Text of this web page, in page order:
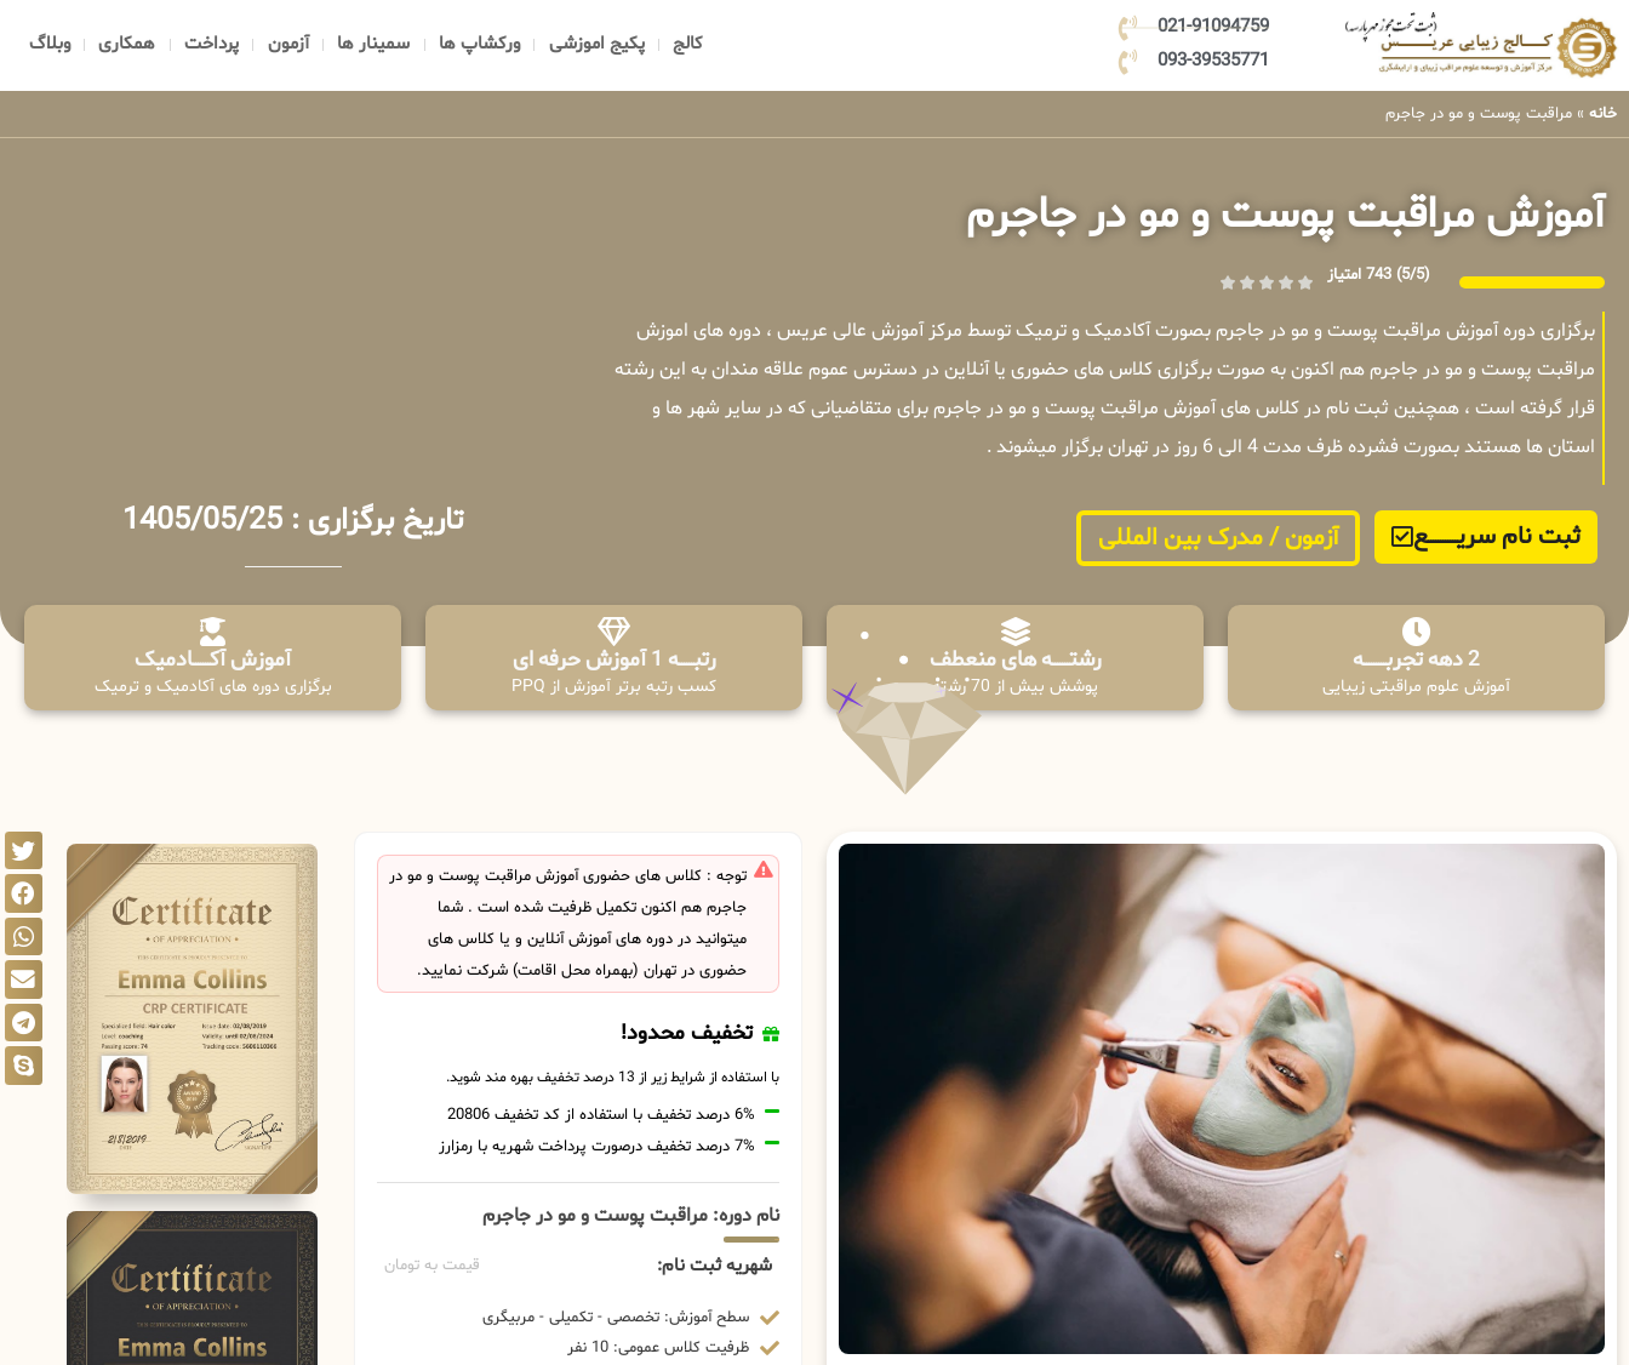
021-91094759
093-39535771
کالج پکیج اموزشی ورکشاپ ها سمینار ها آزمون پرداخت همکاری وبلاگ
خانه » مراقبت پوست و مو در جاجرم
آموزش مراقبت پوست و مو در جاجرم
(5/5) 743 امتیاز
برگزاری دوره آموزش مراقبت پوست و مو در جاجرم بصورت آکادمیک و ترمیک توسط مرکز آموزش عالی عریس ، دوره های اموزش
مراقبت پوست و مو در جاجرم هم اکنون به صورت برگزاری کلاس های حضوری یا آنلاین در دسترس عموم علاقه مندان به این رشته
قرار گرفته است ، همچنین ثبت نام در کلاس های آموزش مراقبت پوست و مو در جاجرم برای متقاضیانی که در سایر شهر ها و
استان ها هستند بصورت فشرده ظرف مدت 4 الی 6 روز در تهران برگزار میشوند .
ثبت نام سریــــــــــــع آزمون / مدرک بین المللی تاریخ برگزاری : 1405/05/25
2 دهه تجربـــــــــه
آموزش علوم مراقبتی زیبایی
رشتـــــــه های منعطف
پوشش بیش از 70 رشته
رتبــــــه 1 آموزش حرفه ای
کسب رتبه برتر آموزش از PPQ
آموزش آکـــــــادمیک
برگزاری دوره های آکادمیک و ترمیک
توجه : کلاس های حضوری آموزش مراقبت پوست و مو در
جاجرم هم اکنون تکمیل ظرفیت شده است . شما
میتوانید در دوره های آموزش آنلاین و یا کلاس های
حضوری در تهران (بهمراه محل اقامت) شرکت نمایید.
تخفیف محدود!
با استفاده از شرایط زیر از 13 درصد تخفیف بهره مند شوید.
6% درصد تخفیف با استفاده از کد تخفیف 20806
7% درصد تخفیف درصورت پرداخت شهریه با رمزارز
نام دوره: مراقبت پوست و مو در جاجرم
شهریه ثبت نام: قیمت به تومان
سطح آموزش: تخصصی - تکمیلی - مربیگری
ظرفیت کلاس عمومی: 10 نفر